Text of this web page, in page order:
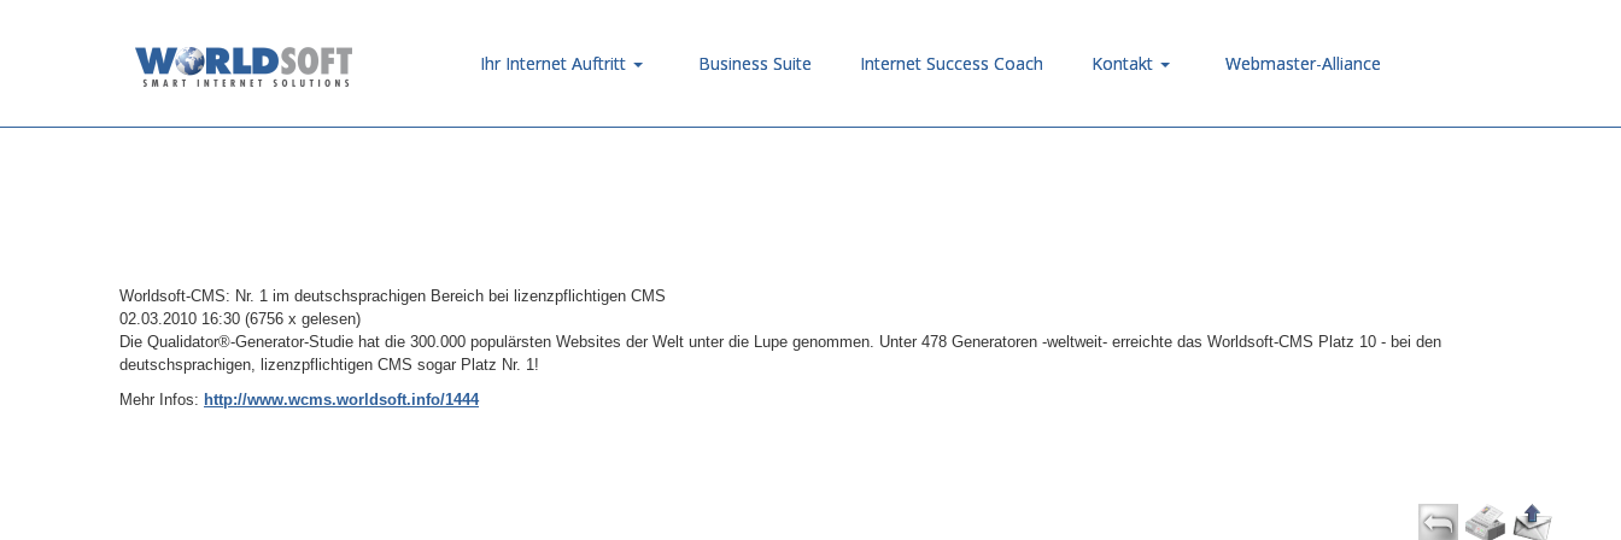
Ihr Internet Auftritt Business Suite Internet Success Coach Kontakt Webmaster-Alliance
Worldsoft-CMS: Nr. 1 im deutschsprachigen Bereich bei lizenzpflichtigen CMS
02.03.2010 16:30 (6756 x gelesen)
Die Qualidator®-Generator-Studie hat die 300.000 populärsten Websites der Welt unter die Lupe genommen. Unter 478 Generatoren -weltweit- erreichte das Worldsoft-CMS Platz 10 - bei den
deutschsprachigen, lizenzpflichtigen CMS sogar Platz Nr. 1!
Mehr Infos: http://www.wcms.worldsoft.info/1444